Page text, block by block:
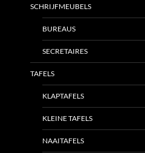
SCHRIJFMEUBELS
BUREAUS
SECRETAIRES
TAFELS
KLAPTAFELS
KLEINE TAFELS
NAAITAFELS